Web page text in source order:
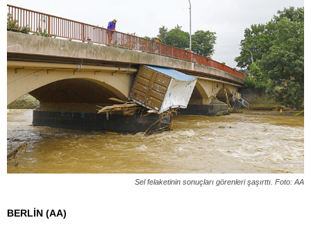
Sel felaketinin sonuçları görenleri şaşırttı. Foto: AA
BERLİN (AA)